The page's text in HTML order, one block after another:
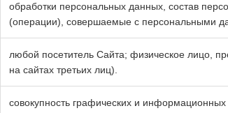
обработки персональных данных, состав
(операции), совершаемые с персональными
любой посетитель Сайта; физическое лицо,
на сайтах третьих лиц).
совокупность графических и